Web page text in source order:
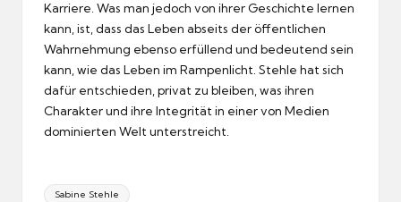
Karriere. Was man jedoch von ihrer Geschichte lernen
kann, ist, dass das Leben abseits der öffentlichen
Wahrnehmung ebenso erfüllend und bedeutend sein
kann, wie das Leben im Rampenlicht. Stehle hat sich
dafür entschieden, privat zu bleiben, was ihren
Charakter und ihre Integrität in einer von Medien
dominierten Welt unterstreicht.
Tags:
Sabine Stehle